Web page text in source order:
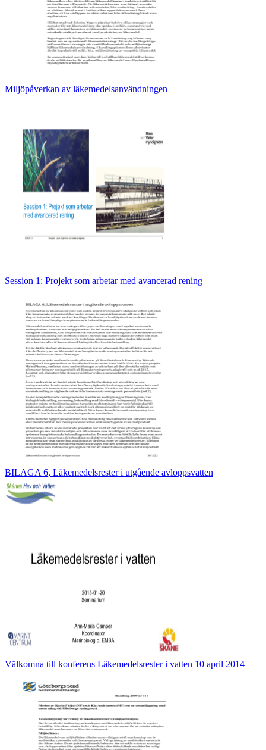
Miljöpåverkan av läkemedelsanvändningen
Session 1: Projekt som arbetar med avancerad rening
BILAGA 6, Läkemedelsrester i utgående avloppsvatten
Välkomna till konferens Läkemedelsrester i vatten 10 april 2014